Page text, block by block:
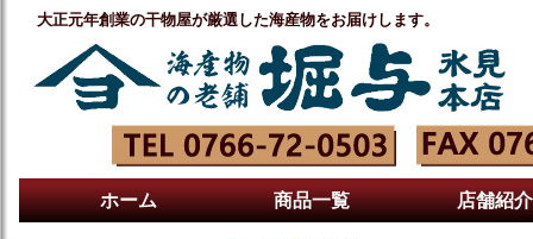
大正元年創業の干物屋が厳選した海産物をお届けします。
ホーム 商品一覧 店舗紹介